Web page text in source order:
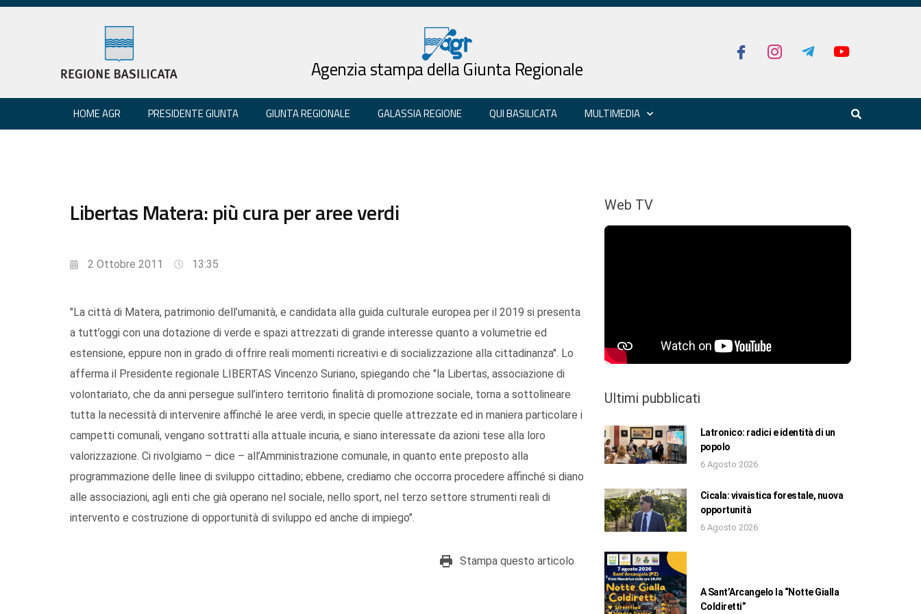
Agenzia stampa della Giunta Regionale
HOME AGR PRESIDENTE GIUNTA GIUNTA REGIONALE GALASSIA REGIONE QUI BASILICATA MULTIMEDIA
Libertas Matera: più cura per aree verdi
2 Ottobre 2011 13:35
"La città di Matera, patrimonio dell’umanità, e candidata alla guida culturale europea per il 2019 si presenta
a tutt’oggi con una dotazione di verde e spazi attrezzati di grande interesse quanto a volumetrie ed
estensione, eppure non in grado di offrire reali momenti ricreativi e di socializzazione alla cittadinanza". Lo
afferma il Presidente regionale LIBERTAS Vincenzo Suriano, spiegando che "la Libertas, associazione di
volontariato, che da anni persegue sull’intero territorio finalità di promozione sociale, torna a sottolineare
tutta la necessità di intervenire affinché le aree verdi, in specie quelle attrezzate ed in maniera particolare i
campetti comunali, vengano sottratti alla attuale incuria, e siano interessate da azioni tese alla loro
valorizzazione. Ci rivolgiamo – dice – all’Amministrazione comunale, in quanto ente preposto alla
programmazione delle linee di sviluppo cittadino; ebbene, crediamo che occorra procedere affinché si diano
alle associazioni, agli enti che già operano nel sociale, nello sport, nel terzo settore strumenti reali di
intervento e costruzione di opportunità di sviluppo ed anche di impiego".
Stampa questo articolo
Web TV
Ultimi pubblicati
Latronico: radici e identità di un
popolo
6 Agosto 2026
Cicala: vivaistica forestale, nuova
opportunità
6 Agosto 2026
A Sant’Arcangelo la “Notte Gialla
Coldiretti”